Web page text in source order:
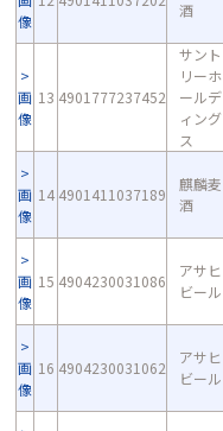
像
酒
画
像
13 4901777237452
サント
リーホ
ールデ
ィング
ス
画
像
14 4901411037189
麒麟麦
酒
画
像
15 4904230031086
アサヒ
ビール
画
像
16 4904230031062
アサヒ
ビール